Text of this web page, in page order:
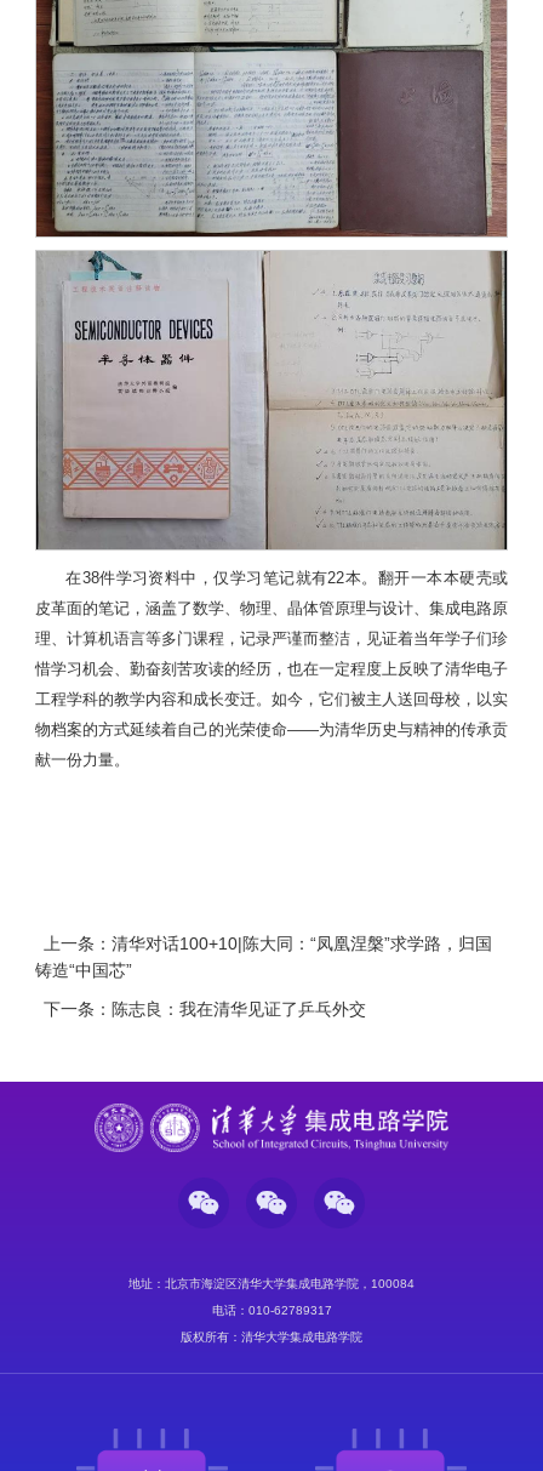
在38件学习资料中，仅学习笔记就有22本。翻开一本本硬壳或
皮革面的笔记，涵盖了数学、物理、晶体管原理与设计、集成电路原
理、计算机语言等多门课程，记录严谨而整洁，见证着当年学子们珍
惜学习机会、勤奋刻苦攻读的经历，也在一定程度上反映了清华电子
工程学科的教学内容和成长变迁。如今，它们被主人送回母校，以实
物档案的方式延续着自己的光荣使命——为清华历史与精神的传承贡
献一份力量。
上一条：清华对话100+10|陈大同：“凤凰涅槃”求学路，归国
铸造“中国芯”
下一条：陈志良：我在清华见证了乒乓外交
地址：北京市海淀区清华大学集成电路学院，100084
电话：010-62789317
版权所有：清华大学集成电路学院